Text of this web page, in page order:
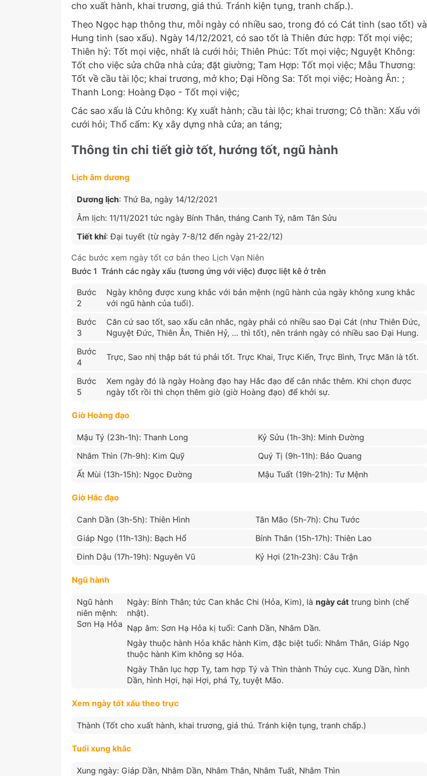
cho xuất hành, khai trương, giá thú. Tránh kiện tụng, tranh chấp.).
Theo Ngọc hạp thông thư, mỗi ngày có nhiều sao, trong đó có Cát tinh (sao tốt) và
Hung tinh (sao xấu). Ngày 14/12/2021, có sao tốt là Thiên đức hợp: Tốt mọi việc;
Thiên hỷ: Tốt mọi việc, nhất là cưới hỏi; Thiên Phúc: Tốt mọi việc; Nguyệt Không:
Tốt cho việc sửa chữa nhà cửa; đặt giường; Tam Hợp: Tốt mọi việc; Mẫu Thương:
Tốt về cầu tài lộc; khai trương, mở kho; Đại Hồng Sa: Tốt mọi việc; Hoàng Ân: ;
Thanh Long: Hoàng Đạo - Tốt mọi việc;
Các sao xấu là Cửu không: Kỵ xuất hành; cầu tài lộc; khai trương; Cô thần: Xấu với
cưới hỏi; Thổ cẩm: Kỵ xây dựng nhà cửa; an táng;
Thông tin chi tiết giờ tốt, hướng tốt, ngũ hành
Lịch âm dương
Dương lịch: Thứ Ba, ngày 14/12/2021
Âm lịch: 11/11/2021 tức ngày Bính Thân, tháng Canh Tý, năm Tân Sửu
Tiết khí: Đại tuyết (từ ngày 7-8/12 đến ngày 21-22/12)
Các bước xem ngày tốt cơ bản theo Lịch Vạn Niên
Bước 1 Tránh các ngày xấu (tương ứng với việc) được liệt kê ở trên
Bước
2
Ngày không được xung khắc với bản mệnh (ngũ hành của ngày không xung khắc
với ngũ hành của tuổi).
Bước
3
Căn cứ sao tốt, sao xấu cân nhắc, ngày phải có nhiều sao Đại Cát (như Thiên Đức,
Nguyệt Đức, Thiên Ân, Thiên Hỷ, … thì tốt), nên tránh ngày có nhiều sao Đại Hung.
Bước
4
Trực, Sao nhị thập bát tú phải tốt. Trực Khai, Trực Kiến, Trực Bình, Trực Mãn là tốt.
Bước
5
Xem ngày đó là ngày Hoàng đạo hay Hắc đạo để cân nhắc thêm. Khi chọn được
ngày tốt rồi thì chọn thêm giờ (giờ Hoàng đạo) để khởi sự.
Giờ Hoàng đạo
Mậu Tý (23h-1h): Thanh Long
Kỷ Sửu (1h-3h): Minh Đường
Nhâm Thìn (7h-9h): Kim Quỹ
Quý Tị (9h-11h): Bảo Quang
Ất Mùi (13h-15h): Ngọc Đường
Mậu Tuất (19h-21h): Tư Mệnh
Giờ Hắc đạo
Canh Dần (3h-5h): Thiên Hình
Tân Mão (5h-7h): Chu Tước
Giáp Ngọ (11h-13h): Bạch Hổ
Bính Thân (15h-17h): Thiên Lao
Đinh Dậu (17h-19h): Nguyên Vũ
Kỷ Hợi (21h-23h): Câu Trận
Ngũ hành
Ngũ hành
niên mệnh:
Sơn Hạ Hỏa
Ngày: Bính Thân; tức Can khắc Chi (Hỏa, Kim), là ngày cát trung bình (chế
nhật).
Nạp âm: Sơn Hạ Hỏa kị tuổi: Canh Dần, Nhâm Dần.
Ngày thuộc hành Hỏa khắc hành Kim, đặc biệt tuổi: Nhâm Thân, Giáp Ngọ
thuộc hành Kim không sợ Hỏa.
Ngày Thân lục hợp Tỵ, tam hợp Tý và Thìn thành Thủy cục. Xung Dần, hình
Dần, hình Hợi, hại Hợi, phá Tỵ, tuyệt Mão.
Xem ngày tốt xấu theo trực
Thành (Tốt cho xuất hành, khai trương, giá thú. Tránh kiện tụng, tranh chấp.)
Tuổi xung khắc
Xung ngày: Giáp Dần, Nhâm Dần, Nhâm Thân, Nhâm Tuất, Nhâm Thìn